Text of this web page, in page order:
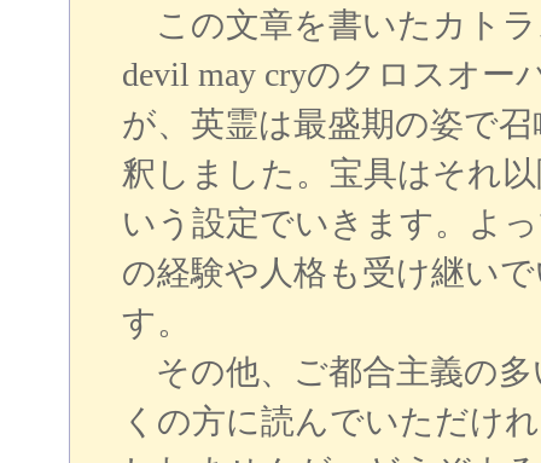
この文章を書いたカトラ
devil may cryのクロスオ
が、英霊は最盛期の姿で
釈しました。宝具はそれ
いう設定でいきます。よ
の経験や人格も受け継い
す。
その他、ご都合主義の
くの方に読んでいただけ